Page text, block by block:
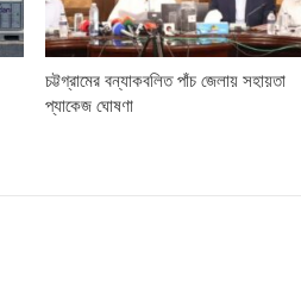
চট্টগ্রামের বন্যাকবলিত পাঁচ জেলায় সহায়তা
প্যাকেজ ঘোষণা